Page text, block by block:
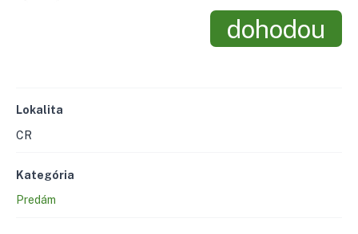
dohodou
Lokalita
CR
Kategória
Predám